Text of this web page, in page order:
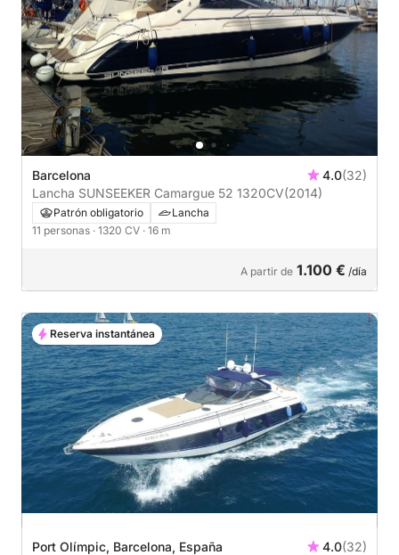
Barcelona 4.0(32)
Lancha SUNSEEKER Camargue 52 1320CV(2014)
Patrón obligatorio
Lancha
11 personas · 1320 CV · 16 m
A partir de 1.100 € /día
Port Olímpic, Barcelona, España 4.0(32)
Reserva instantánea